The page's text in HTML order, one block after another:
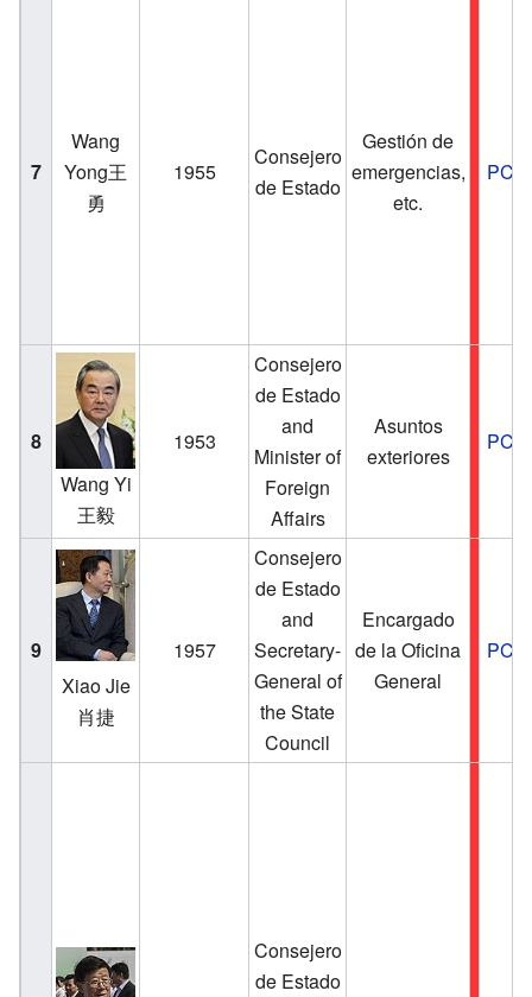
7
Wang
Yong王
勇
1955
Consejero
de Estado
Gestión de
emergencias,
etc.
8
Wang Yi
王毅
1953
Consejero
de Estado
and
Minister of
Foreign
Affairs
Asuntos
exteriores
9
Xiao Jie
肖捷
1957
Consejero
de Estado
and
Secretary-
General of
the State
Council
Encargado
de la Oficina
General
Consejero
de Estado